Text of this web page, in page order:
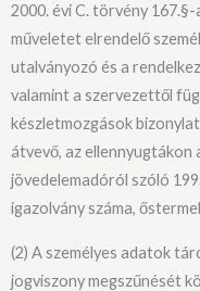
2000. évi C. törvény 167.§-
műveletet elrendelő
utalványozó és a
valamint a szervezettől
készletmozgások
átvevő, az ellennyugtákon
jövedelemadóról szóló
igazolvány száma,
(2) A személyes adatok
jogviszony megszűnését